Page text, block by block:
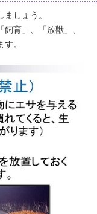
しょう。
育」、「放獣」、
。